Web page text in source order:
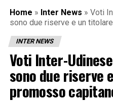
Home » Inter News » Voti
sono due riserve e un
INTER NEWS
Voti Inter-
sono due riserve
promosso